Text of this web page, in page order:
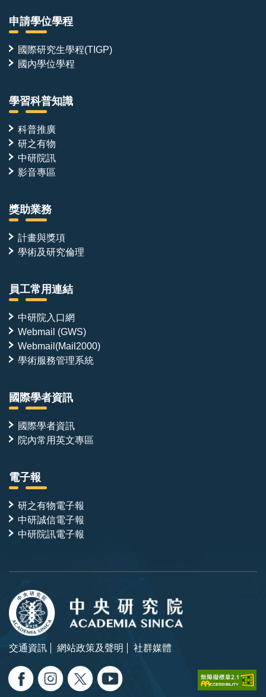
申請學位學程
國際研究生學程(TIGP)
國內學位學程
學習科普知識
科普推廣
研之有物
中研院訊
影音專區
獎助業務
計畫與獎項
學術及研究倫理
員工常用連結
中研院入口網
Webmail (GWS)
Webmail(Mail2000)
學術服務管理系統
國際學者資訊
國際學者資訊
院內常用英文專區
電子報
研之有物電子報
中研誠信電子報
中研院訊電子報
交通資訊 網站政策及聲明 社群媒體